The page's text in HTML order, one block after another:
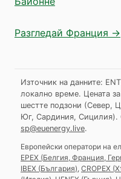
Разгледай Франция →
Източник на данните:
локално време. Цената
шестте подзони (Север,
Юг, Сардиния, Сицилия).
sp@euenergy.live.
Европейски оператори на
EPEX (Белгия, Франция,
IBEX (България) CROPEX (